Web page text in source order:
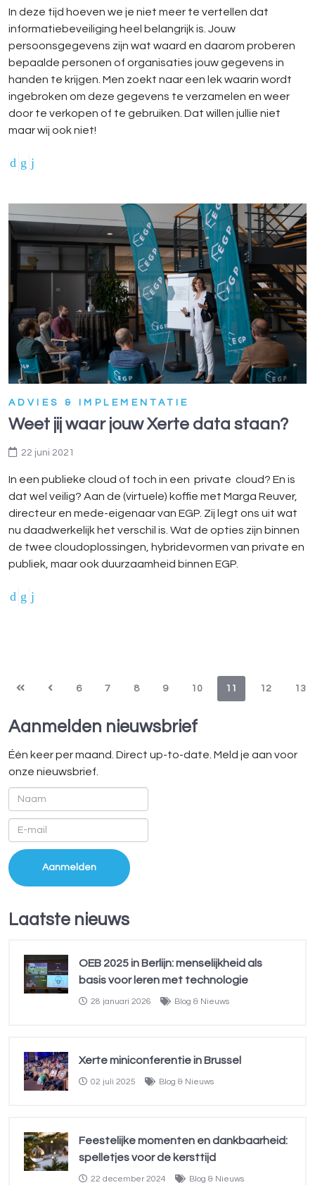
In deze tijd hoeven we je niet meer te vertellen dat
informatiebeveiliging heel belangrijk is. Jouw
persoonsgegevens zijn wat waard en daarom proberen
bepaalde personen of organisaties jouw gegevens in
handen te krijgen. Men zoekt naar een lek waarin wordt
ingebroken om deze gegevens te verzamelen en weer
door te verkopen of te gebruiken. Dat willen jullie niet
maar wij ook niet!
ADVIES & IMPLEMENTATIE
Weet jij waar jouw Xerte data staan?
22 juni 2021
In een publieke cloud of toch in een private cloud? En is
dat wel veilig? Aan de (virtuele) koffie met Marga Reuver,
directeur en mede-eigenaar van EGP. Zij legt ons uit wat
nu daadwerkelijk het verschil is. Wat de opties zijn binnen
de twee cloudoplossingen, hybridevormen van private en
publiek, maar ook duurzaamheid binnen EGP.
6 7 8 9 10 11 12 13
Aanmelden nieuwsbrief
Één keer per maand. Direct up-to-date. Meld je aan voor
onze nieuwsbrief.
Laatste nieuws
OEB 2025 in Berlijn: menselijkheid als
basis voor leren met technologie
28 januari 2026 Blog & Nieuws
Xerte miniconferentie in Brussel
02 juli 2025 Blog & Nieuws
Feestelijke momenten en dankbaarheid:
spelletjes voor de kersttijd
22 december 2024 Blog & Nieuws